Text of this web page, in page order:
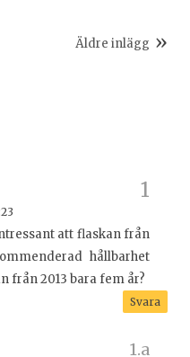
Äldre inlägg
att flaskan från
hållbarhet
från 2013 bara fem år?
Svara